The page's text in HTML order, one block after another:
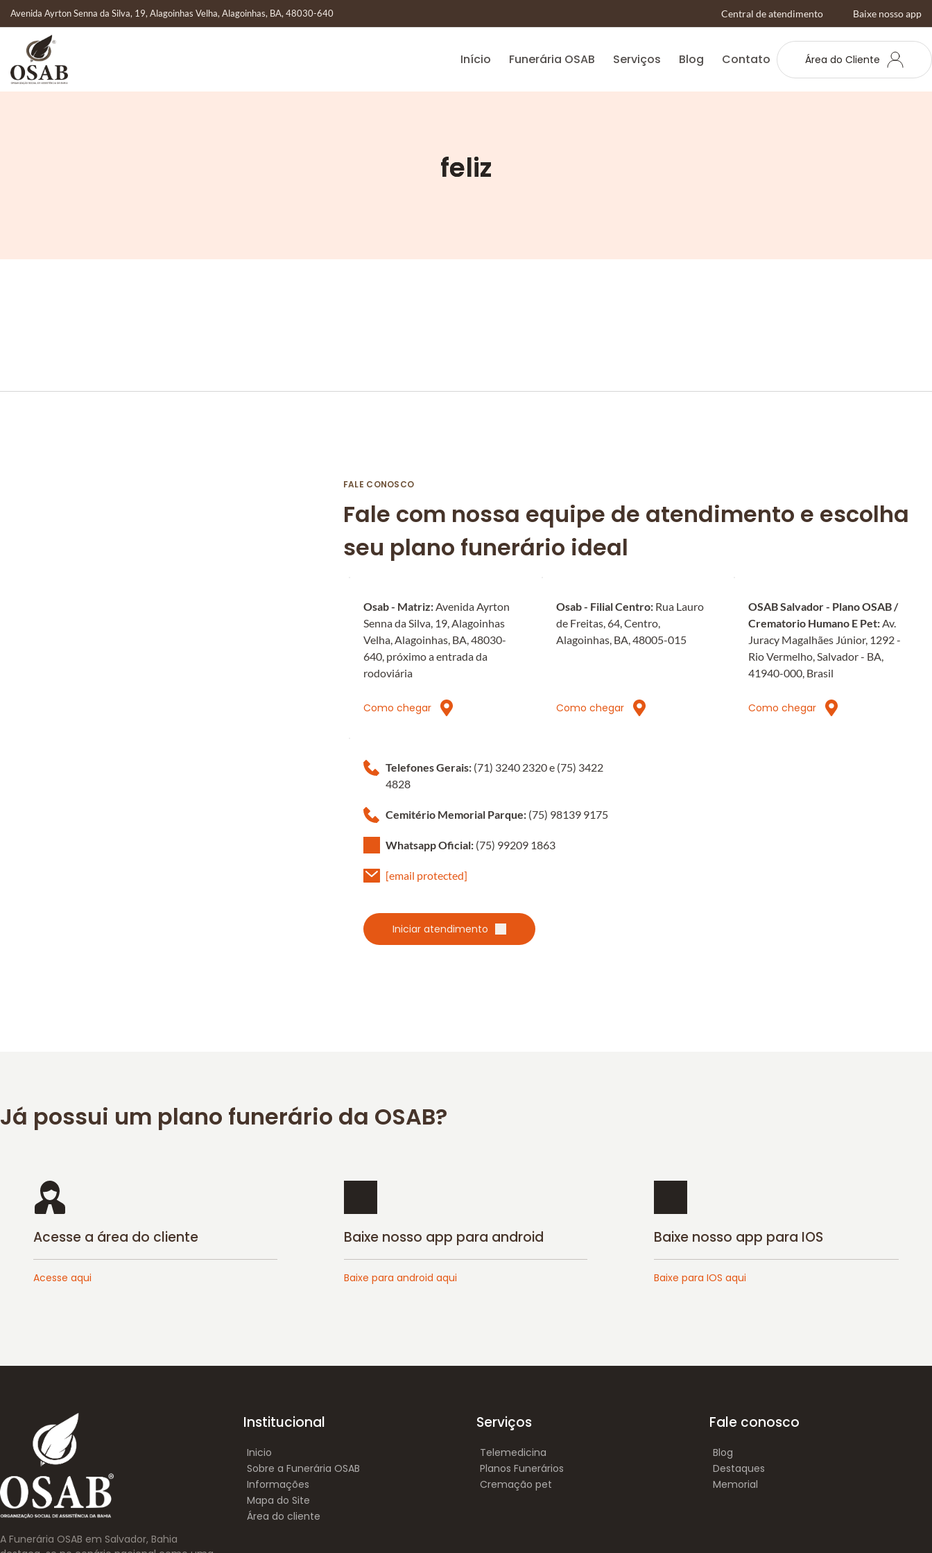
Avenida Ayrton Senna da Silva, 19, Alagoinhas Velha, Alagoinhas, BA, 48030-640 Central de atendimento Baixe nosso app
Início Funerária OSAB Serviços Blog Contato Área do Cliente
feliz
FALE CONOSCO
Fale com nossa equipe de atendimento e escolha
seu plano funerário ideal
Osab - Matriz: Avenida Ayrton
Senna da Silva, 19, Alagoinhas
Velha, Alagoinhas, BA, 48030-
640, próximo a entrada da
rodoviária
Como chegar
Osab - Filial Centro: Rua Lauro
de Freitas, 64, Centro,
Alagoinhas, BA, 48005-015
Como chegar
OSAB Salvador - Plano OSAB /
Crematorio Humano E Pet: Av.
Juracy Magalhães Júnior, 1292 -
Rio Vermelho, Salvador - BA,
41940-000, Brasil
Como chegar
Telefones Gerais: (71) 3240 2320 e (75) 3422
4828
Cemitério Memorial Parque: (75) 98139 9175
Whatsapp Oficial: (75) 99209 1863
[email protected]
Iniciar atendimento
Já possui um plano funerário da OSAB?
Acesse a área do cliente
Acesse aqui
Baixe nosso app para android
Baixe para android aqui
Baixe nosso app para IOS
Baixe para IOS aqui
A Funerária OSAB em Salvador, Bahia
Institucional
Inicio
Sobre a Funerária OSAB
Informações
Mapa do Site
Área do cliente
Serviços
Telemedicina
Planos Funerários
Cremação pet
Fale conosco
Blog
Destaques
Memorial